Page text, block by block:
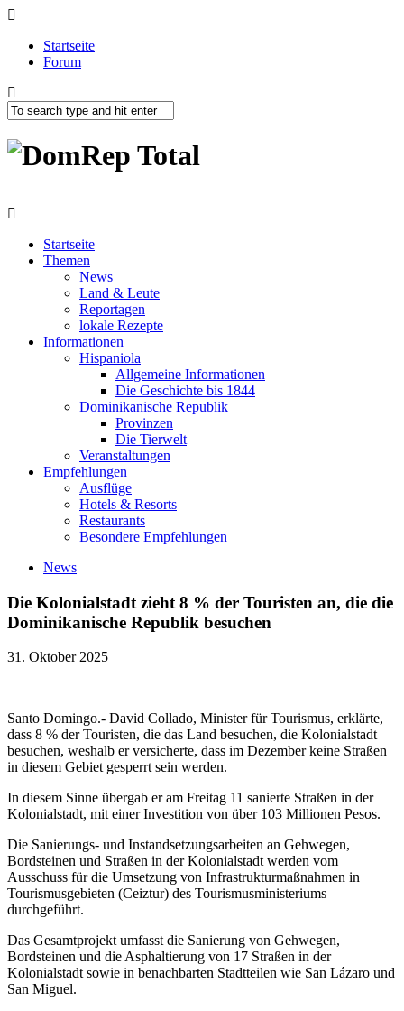
Startseite
Forum
Startseite
Themen
News
Land & Leute
Reportagen
lokale Rezepte
Informationen
Hispaniola
Allgemeine Informationen
Die Geschichte bis 1844
Dominikanische Republik
Provinzen
Die Tierwelt
Veranstaltungen
Empfehlungen
Ausflüge
Hotels & Resorts
Restaurants
Besondere Empfehlungen
News
Die Kolonialstadt zieht 8 % der Touristen an, die die
Dominikanische Republik besuchen
31. Oktober 2025
Santo Domingo.- David Collado, Minister für Tourismus, erklärte,
dass 8 % der Touristen, die das Land besuchen, die Kolonialstadt
besuchen, weshalb er versicherte, dass im Dezember keine Straßen
in diesem Gebiet gesperrt sein werden.
In diesem Sinne übergab er am Freitag 11 sanierte Straßen in der
Kolonialstadt, mit einer Investition von über 103 Millionen Pesos.
Die Sanierungs- und Instandsetzungsarbeiten an Gehwegen,
Bordsteinen und Straßen in der Kolonialstadt werden vom
Ausschuss für die Umsetzung von Infrastrukturmaßnahmen in
Tourismusgebieten (Ceiztur) des Tourismusministeriums
durchgeführt.
Das Gesamtprojekt umfasst die Sanierung von Gehwegen,
Bordsteinen und die Asphaltierung von 17 Straßen in der
Kolonialstadt sowie in benachbarten Stadtteilen wie San Lázaro und
San Miguel.